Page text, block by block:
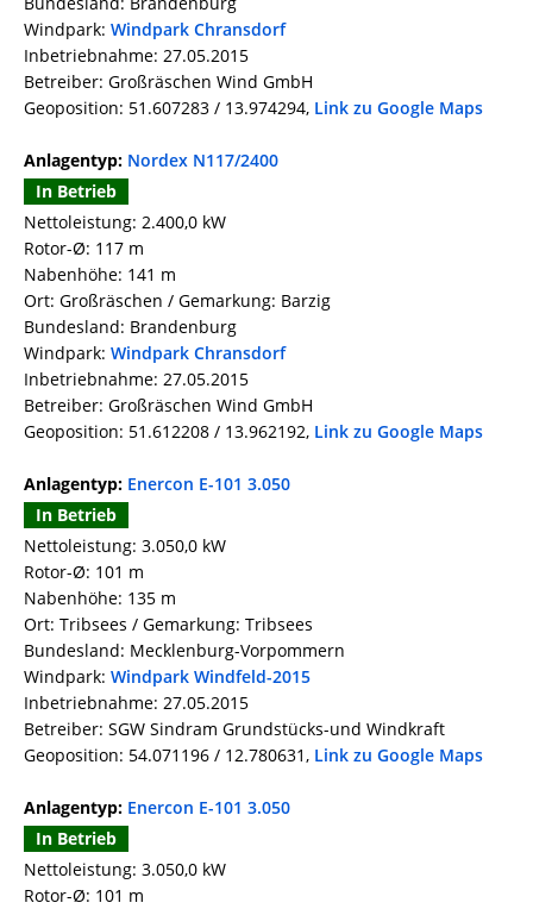
Windpark: Windpark Chransdorf
Inbetriebnahme: 27.05.2015
Betreiber: Großräschen Wind GmbH
Geoposition: 51.607283 / 13.974294, Link zu Google Maps
Anlagentyp: Nordex N117/2400
In Betrieb
Nettoleistung: 2.400,0 kW
Rotor-Ø: 117 m
Nabenhöhe: 141 m
Ort: Großräschen / Gemarkung: Barzig
Bundesland: Brandenburg
Windpark: Windpark Chransdorf
Inbetriebnahme: 27.05.2015
Betreiber: Großräschen Wind GmbH
Geoposition: 51.612208 / 13.962192, Link zu Google Maps
Anlagentyp: Enercon E-101 3.050
In Betrieb
Nettoleistung: 3.050,0 kW
Rotor-Ø: 101 m
Nabenhöhe: 135 m
Ort: Tribsees / Gemarkung: Tribsees
Bundesland: Mecklenburg-Vorpommern
Windpark: Windpark Windfeld-2015
Inbetriebnahme: 27.05.2015
Betreiber: SGW Sindram Grundstücks-und Windkraft
Geoposition: 54.071196 / 12.780631, Link zu Google Maps
Anlagentyp: Enercon E-101 3.050
In Betrieb
Nettoleistung: 3.050,0 kW
Rotor-Ø: 101 m